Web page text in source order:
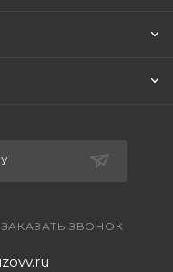
ЗАКАЗАТЬ ЗВОНОК